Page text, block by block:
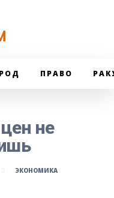
ПРАВО
не
ЭКОНОМИКА